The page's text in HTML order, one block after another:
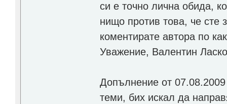
си е точно лична обида,
нищо против това, че
коментирате автора по
Уважение, Валентин
Допълнение от
теми, бих искал да